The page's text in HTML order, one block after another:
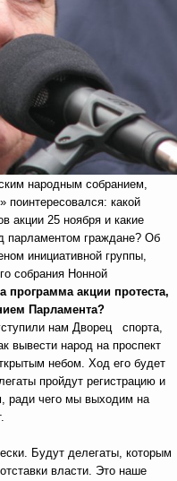
народным собранием,
поинтересовался: какой
акции 25 ноября и какие
парламентом граждане? Об
инициативной группы,
собрания Нонной
программа акции протеста,
Парламента?
нам Дворец спорта,
вывести народ на проспект
небом. Ход его будет
пройдут регистрацию и
ради чего мы выходим на
Будут делегаты, которым
власти. Это наше